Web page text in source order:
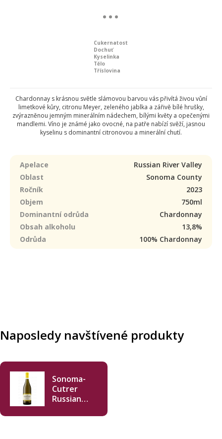
Cukernatost
Dochuť
Kyselinka
Tělo
Tříslovina
Chardonnay s krásnou světle slámovou barvou vás přivítá živou vůní
limetkové kůry, citronu Meyer, zeleného jablka a zářivě bílé hrušky,
zvýrazněnou jemným minerálním nádechem, bílými květy a opečenými
mandlemi. Víno je známé jako ovocné, na patře nabízí svěží, jasnou
kyselinu s dominantní citronovou a minerální chutí.
Apelace
Russian River Valley
Oblast
Sonoma County
Ročník
2023
Objem
750ml
Dominantní odrůda
Chardonnay
Obsah alkoholu
13,8%
Odrůda
100% Chardonnay
Naposledy navštívené produkty
Sonoma-
Cutrer
Russian
Ranches